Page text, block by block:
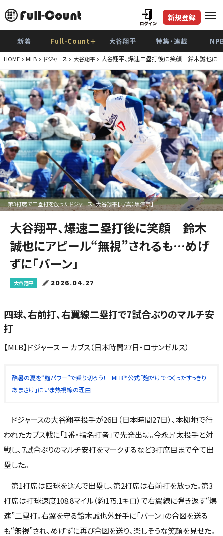
新規登録
新着 Full-Count＋ 大谷翔平 特集・連載
HOME MLB ドジャース 大谷翔平 大谷翔平、爆速二塁打後に笑顔 鈴木誠也にア
第3打席で二塁打を放ったドジャース・大谷翔平【写真：黒澤崇】
大谷翔平、爆速二塁打後に笑顔 鈴木
誠也にアピール“無視”されるも…めげ
ずに「バーン」
大谷翔平 2026.04.27
四球、右前打、右翼線二塁打で7試合ぶりのマルチ安
打
【MLB】ドジャース ー カブス（日本時間27日・ロサンゼルス）
酷暑の夏を“麹パワー”で乗り切ろう！ MLB™公式「麹だけでつくったすっきり
あまさけ」にいま熱視線の理由
ドジャースの大谷翔平投手が26日（日本時間27日）、本拠地で行
われたカブス戦に「1番・指名打者」で先発出場。今永昇太投手と対
戦し、7試合ぶりのマルチ安打をマークするなど3打席目まで全て出
塁した。
第1打席は四球を選んで出塁し、第2打席は右前打を放った。第3
打席は打球速度108.8マイル（約175.1キロ）で右翼線に弾き返す“爆
速”二塁打。右翼を守る鈴木誠也外野手に「バーン」の合図を送る
も“無視”され、めげずに再び合図を送り、楽しそうな笑顔を見せた。